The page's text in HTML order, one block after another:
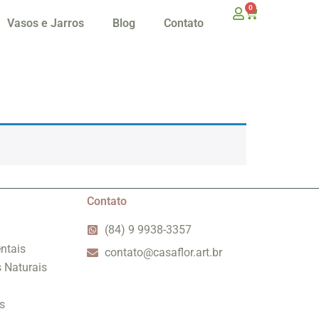
Vasos e Jarros Blog Contato
0
Naturais
Contato
(84) 9 9938-3357
contato@casaflor.art.br